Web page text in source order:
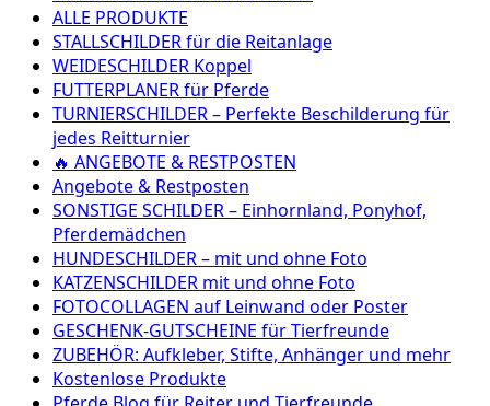
ALLE PRODUKTE
STALLSCHILDER für die Reitanlage
WEIDESCHILDER Koppel
FUTTERPLANER für Pferde
TURNIERSCHILDER – Perfekte Beschilderung für
jedes Reitturnier
🔥 ANGEBOTE & RESTPOSTEN
Angebote & Restposten
SONSTIGE SCHILDER – Einhornland, Ponyhof,
Pferdemädchen
HUNDESCHILDER – mit und ohne Foto
KATZENSCHILDER mit und ohne Foto
FOTOCOLLAGEN auf Leinwand oder Poster
GESCHENK-GUTSCHEINE für Tierfreunde
ZUBEHÖR: Aufkleber, Stifte, Anhänger und mehr
Kostenlose Produkte